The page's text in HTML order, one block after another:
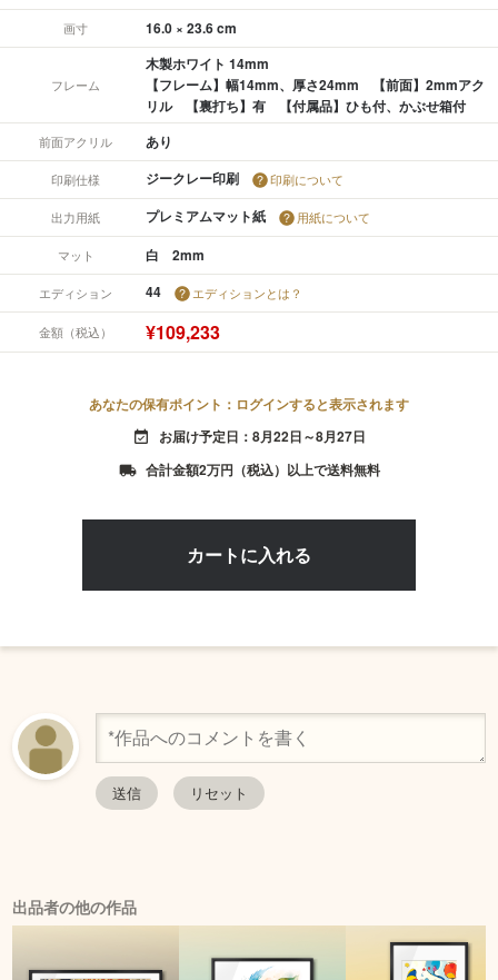
画寸 16.0 × 23.6 cm
フレーム
木製ホワイト 14mm
【フレーム】幅14mm、厚さ24mm 【前面】2mmアク
リル 【裏打ち】有 【付属品】ひも付、かぶせ箱付
前面アクリル あり
印刷仕様 ジークレー印刷 印刷について
出力用紙 プレミアムマット紙 用紙について
マット 白 2mm
エディション 44 エディションとは？
金額（税込） ¥109,233
あなたの保有ポイント：ログインすると表示されます
event_available お届け予定日：8月22日～8月27日
local_shipping 合計金額2万円（税込）以上で送料無料
出品者の他の作品